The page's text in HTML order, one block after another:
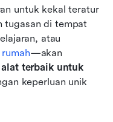
untuk kekal teratur
tugasan di tempat
—akan
alat terbaik untuk
keperluan unik